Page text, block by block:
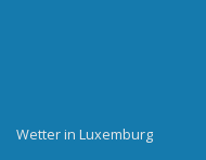
Wetter in Luxemburg